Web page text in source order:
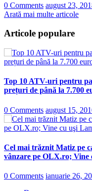
0 Comments august 23,
Arată mai multe articole
Articole populare
Top 10 ATV-uri pentru
prețuri de până la 7.700
0 Comments august 15,
Cel mai trăznit Matiz pe
vânzare pe OLX.ro; Vine
0 Comments ianuarie 26,